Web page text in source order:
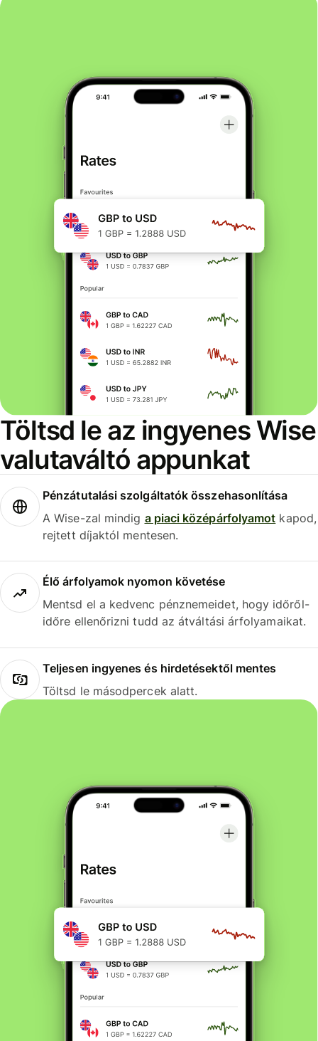
Töltsd le az ingyenes Wise
valutaváltó appunkat
Pénzátutalási szolgáltatók összehasonlítása
A Wise-zal mindig a piaci középárfolyamot kapod,
rejtett díjaktól mentesen.
Élő árfolyamok nyomon követése
Mentsd el a kedvenc pénznemeidet, hogy időről-
időre ellenőrizni tudd az átváltási árfolyamaikat.
Teljesen ingyenes és hirdetésektől mentes
Töltsd le másodpercek alatt.